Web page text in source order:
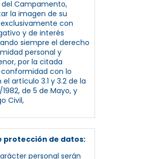
Campamento,
la imagen de su
con
y de interés
siempre el derecho
personal y
por la citada
con lo
artículo 3.1 y 3.2 de la
de 5 de Mayo, y
Civil,
protección de datos:
personal serán